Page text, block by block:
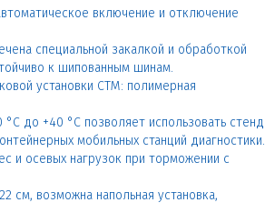
включение и отключение
специальной закалкой и обработкой
к шипованным шинам.
установки СТМ: полимерная
до +40 °С позволяет использовать стенд
мобильных станций диагностики.
и осевых нагрузок при торможении с
см, возможна напольная установка,